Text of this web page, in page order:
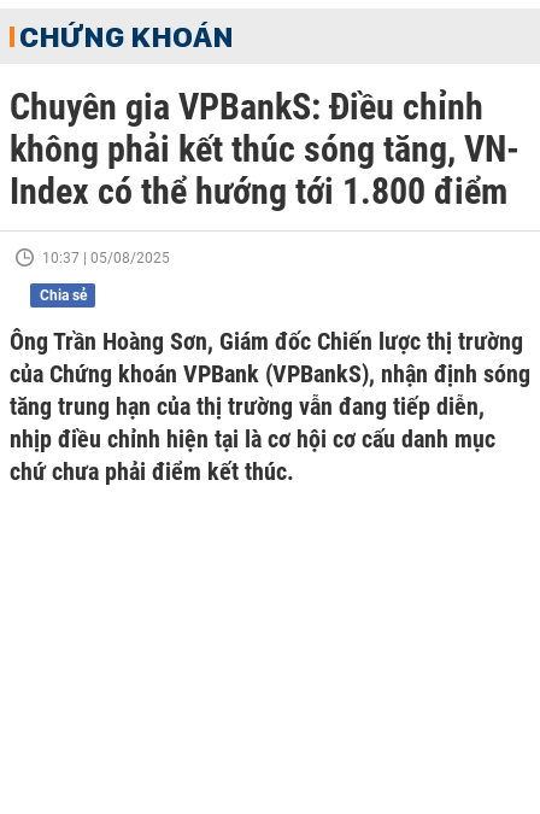
CHỨNG KHOÁN
Chuyên gia VPBankS: Điều chỉnh
không phải kết thúc sóng tăng, VN-
Index có thể hướng tới 1.800 điểm
10:37 | 05/08/2025
Chia sẻ
Ông Trần Hoàng Sơn, Giám đốc Chiến lược thị trường
của Chứng khoán VPBank (VPBankS), nhận định sóng
tăng trung hạn của thị trường vẫn đang tiếp diễn,
nhịp điều chỉnh hiện tại là cơ hội cơ cấu danh mục
chứ chưa phải điểm kết thúc.